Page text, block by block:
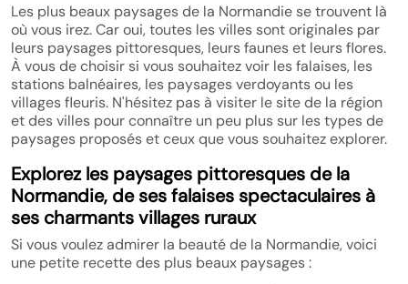
Les plus beaux paysages de la Normandie se trouvent là
où vous irez. Car oui, toutes les villes sont originales par
leurs paysages pittoresques, leurs faunes et leurs flores.
À vous de choisir si vous souhaitez voir les falaises, les
stations balnéaires, les paysages verdoyants ou les
villages fleuris. N'hésitez pas à visiter le site de la région
et des villes pour connaître un peu plus sur les types de
paysages proposés et ceux que vous souhaitez explorer.
Explorez les paysages pittoresques de la
Normandie, de ses falaises spectaculaires à
ses charmants villages ruraux
Si vous voulez admirer la beauté de la Normandie, voici
une petite recette des plus beaux paysages :